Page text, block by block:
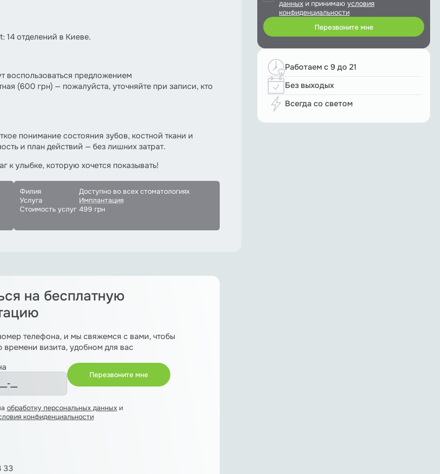
14 отделений в Киеве.
воспользоваться предложением
(600 грн) — пожалуйста, уточняйте при записи, кто
понимание состояния зубов, костной ткани и
и план действий — без лишних затрат.
к улыбке, которую хочется показывать!
Филия
Доступно во всех стоматологиях
Услуга
Имплантация
Стоимость услуг 499 грн
на бесплатную
телефона, и мы свяжемся с вами, чтобы
времени визита, удобном для вас
обработку персональных данныхи
конфиденциальности
33
данных и принимаю условия
конфиденциальности
Работаем с 9 до 21
Без выходых
Всегда со светом